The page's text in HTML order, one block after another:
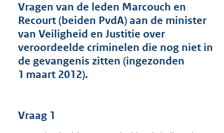
d
s
g
r
o
Vragen van de leden Marcouch en
Recourt (beiden PvdA) aan de minister
van Veiligheid en Justitie over
veroordeelde criminelen die nog niet in
de gevangenis zitten (ingezonden
1 maart 2012).
Vraag 1